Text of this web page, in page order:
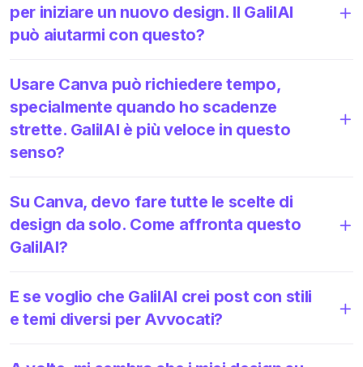
per iniziare un nuovo design. Il GalilAI
può aiutarmi con questo?
Usare Canva può richiedere tempo,
specialmente quando ho scadenze
strette. GalilAI è più veloce in questo
senso?
Su Canva, devo fare tutte le scelte di
design da solo. Come affronta questo
GalilAI?
E se voglio che GalilAI crei post con stili
e temi diversi per Avvocati?